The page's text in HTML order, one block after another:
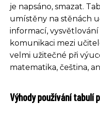
je napsáno, smazat.
umístěny na stěnách
informací,
komunikaci mezi
velmi užitečné při
matematika, čeština,
Výhody používání tabulí